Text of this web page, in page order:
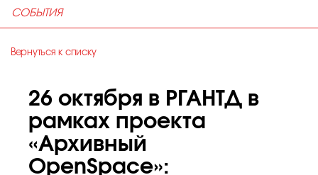
СОБЫТИЯ
Вернуться к списку
26 октября в РГАНТД в
рамках проекта
«Архивный
OpenSpace»: